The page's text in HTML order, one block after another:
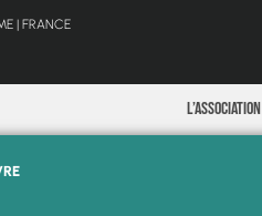
| FRANCE